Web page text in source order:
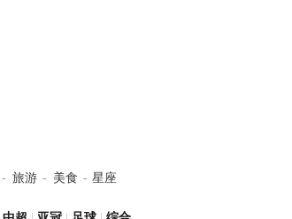
- 旅游 - 美食 - 星座